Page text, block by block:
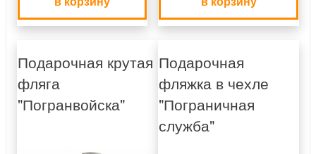
Подарочная крутая
фляга
"Погранвойска"
Подарочная
фляжка в чехле
"Пограничная
служба"